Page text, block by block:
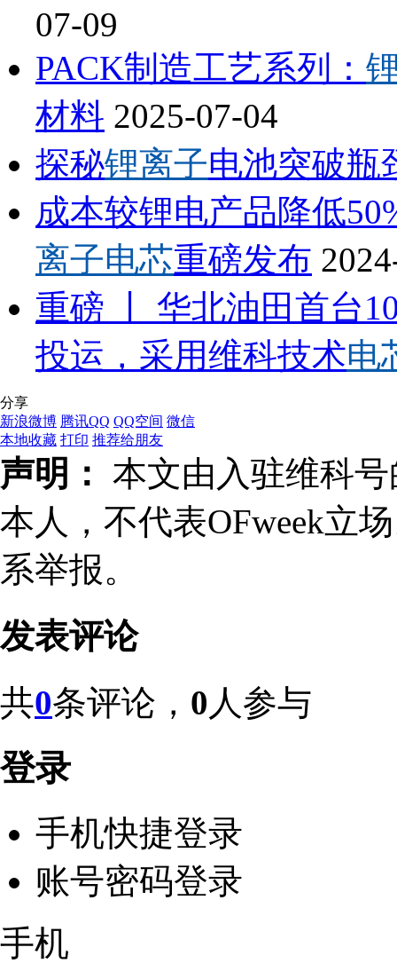
07-09
PACK制造工艺系列：
材料 2025-07-04
探秘锂离子电池突破瓶
成本较锂电产品降低
离子电芯重磅发布
重磅 丨 华北油田首台
投运，采用维科技术电
分享
新浪微博 腾讯QQ QQ空间 微信
本地收藏 打印 推荐给朋友
声明： 本文由入驻维科
本人，不代表OFweek立
系举报。
发表评论
共0条评论， 0 人参与
登录
手机快捷登录
账号密码登录
手机